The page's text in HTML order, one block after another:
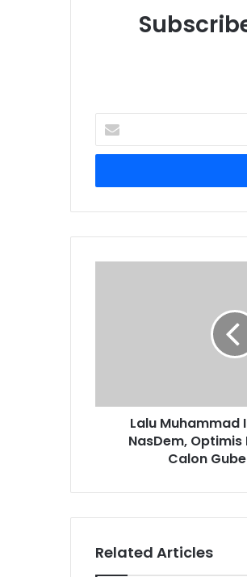
your
Email
Lalu
NasDem,
Calon
Related Articles